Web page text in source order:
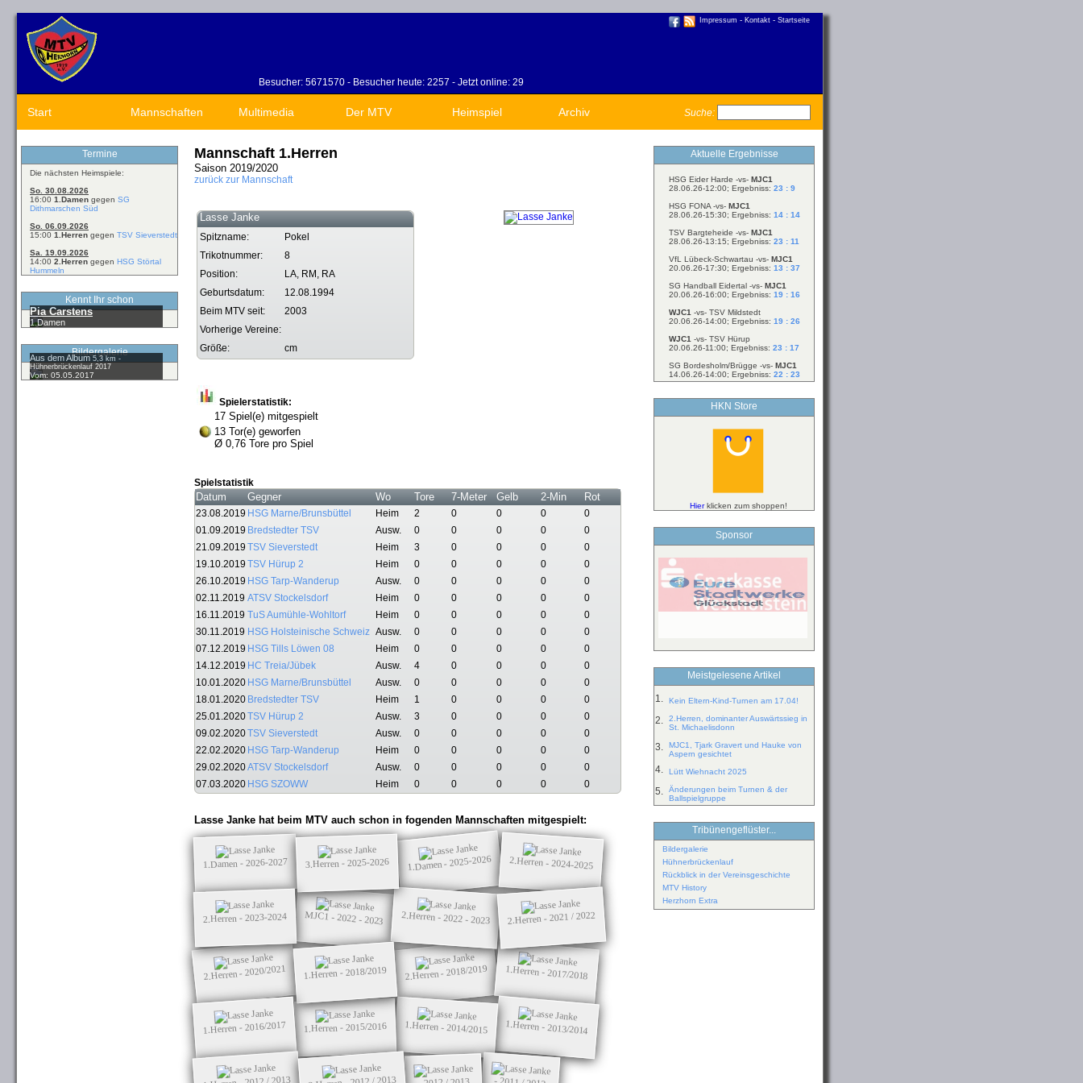
Impressum - Kontakt - Startseite
Besucher: 5671570 - Besucher heute: 2257 - Jetzt online: 29
Start Mannschaften Multimedia Der MTV Heimspiel Archiv Suche:
Termine
Die nächsten Heimspiele:
So. 30.08.2026
16:00 1.Damen gegen SG
Dithmarschen Süd
So. 06.09.2026
15:00 1.Herren gegen TSV Sieverstedt
Sa. 19.09.2026
14:00 2.Herren gegen HSG Störtal
Hummeln
Kennt Ihr schon
Pia Carstens
1.Damen
Bildergalerie
Aus dem Album5,3 km -
Hühnerbrückenlauf 2017
Vom: 05.05.2017
Mannschaft 1.Herren
Saison 2019/2020
zurück zur Mannschaft
Lasse Janke
Spitzname:
Pokel
Trikotnummer:
8
Position:
LA, RM, RA
Geburtsdatum:
12.08.1994
Beim MTV seit:
2003
Vorherige Vereine:
Größe:
cm
Spielerstatistik:
17 Spiel(e) mitgespielt
13 Tor(e) geworfen
Ø 0,76 Tore pro Spiel
Spielstatistik
Datum Gegner Wo Tore 7-Meter Gelb 2-Min Rot
23.08.2019 HSG Marne/Brunsbüttel Heim 2 0 0 0
0
01.09.2019 Bredstedter TSV Ausw. 0 0 0 0
0
21.09.2019TSV Sieverstedt Heim 3 0 0 0
0
19.10.2019 TSV Hürup 2 Heim 0 0 0 0
0
26.10.2019 HSG Tarp-Wanderup Ausw. 0 0 0 0
0
02.11.2019 ATSV Stockelsdorf Heim 0 0 0 0
0
16.11.2019 TuS Aumühle-Wohltorf Heim 0 0 0 0
0
30.11.2019 HSG Holsteinische Schweiz Ausw. 0 0 0 0
0
07.12.2019 HSG Tills Löwen 08 Heim 0 0 0 0
0
14.12.2019 HC Treia/Jübek Ausw. 4 0 0 0
0
10.01.2020 HSG Marne/Brunsbüttel Ausw. 0 0 0 0
0
18.01.2020 Bredstedter TSV Heim 1 0 0 0
0
25.01.2020TSV Hürup 2 Ausw. 3 0 0 0
0
09.02.2020TSV Sieverstedt Ausw. 0 0 0 0
0
22.02.2020 HSG Tarp-Wanderup Heim 0 0 0 0
0
29.02.2020ATSV Stockelsdorf Ausw. 0 0 0 0
0
07.03.2020 HSG SZOWW Heim 0 0 0 0 0
Lasse Janke hat beim MTV auch schon in fogenden Mannschaften mitgespielt:
1.Damen - 2026-2027 3.Herren - 2025-2026 1.Damen - 2025-2026 2.Herren - 2024-2025
2.Herren - 2023-2024 MJC1 - 2022 - 2023 2.Herren - 2022 - 2023 2.Herren - 2021 / 2022
2.Herren - 2020/2021 1.Herren - 2018/2019 2.Herren - 2018/2019 1.Herren - 2017/2018
1.Herren - 2016/2017 1.Herren - 2015/2016 1.Herren - 2014/2015 1.Herren - 2013/2014
Aktuelle Ergebnisse
HSG Eider Harde -vs- MJC1
28.06.26-12:00; Ergebniss: 23 : 9
HSG FONA -vs- MJC1
28.06.26-15:30; Ergebniss: 14 : 14
TSV Bargteheide -vs- MJC1
28.06.26-13:15; Ergebniss: 23 : 11
VfL Lübeck-Schwartau -vs- MJC1
20.06.26-17:30; Ergebniss: 13 : 37
SG Handball Eidertal -vs- MJC1
20.06.26-16:00; Ergebniss: 19 : 16
WJC1 -vs- TSV Mildstedt
20.06.26-14:00; Ergebniss: 19 : 26
WJC1 -vs- TSV Hürup
20.06.26-11:00; Ergebniss: 23 : 17
SG Bordesholm/Brügge -vs- MJC1
14.06.26-14:00; Ergebniss: 22 : 23
HKN Store
Hierklicken zum shoppen!
Sponsor
Meistgelesene Artikel
1. Kein Eltern-Kind-Turnen am 17.04!
2.
2.Herren, dominanter Auswärtssieg in
St. Michaelisdonn
3.
MJC1, Tjark Gravert und Hauke von
Aspern gesichtet
4. Lütt Wiehnacht 2025
5.
Änderungen beim Turnen & der
Ballspielgruppe
Tribünengeflüster...
Bildergalerie
Hühnerbrückenlauf
Rückblick in der Vereinsgeschichte
MTV History
Herzhorn Extra